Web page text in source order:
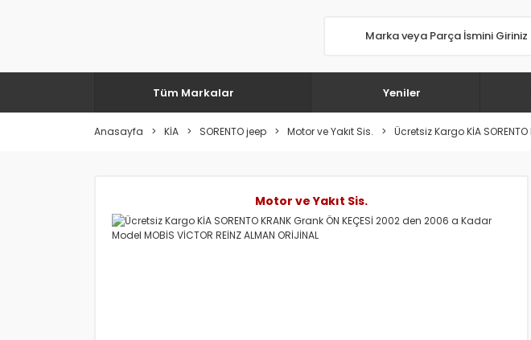
Tüm Markalar Yeniler
Anasayfa KİA SORENTO jeep Motor ve Yakıt Sis. Ücretsiz Kargo KİA
Motor ve Yakıt Sis.